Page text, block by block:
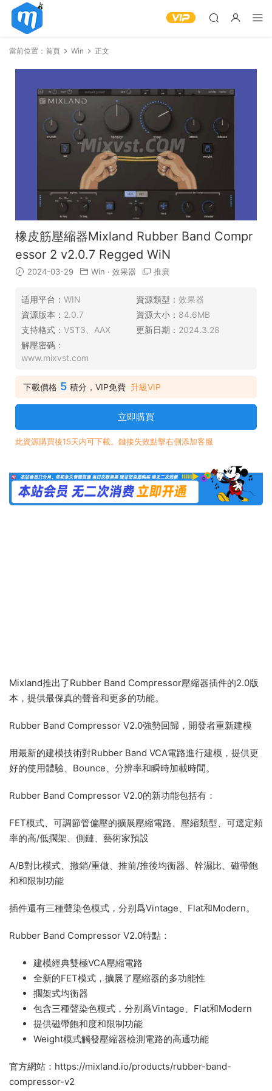
當前位置： 首頁 Win 正文
橡皮筋壓縮器Mixland Rubber Band Compr
essor 2 v2.0.7 Regged WiN
2024-03-29 Win · 效果器 推廣
适用平台： WIN 資源類型： 效果器
資源版本： 2.0.7 資源大小： 84.6MB
支持格式： VST3、AAX 更新日期： 2024.3.28
解壓密碼：
www.mixvst.com
下載價格 5 積分，VIP免費 升級VIP
立即購買
此資源購買後15天内可下載。鏈接失效點擊右側添加客服
Mixland推出了Rubber Band Compressor壓縮器插件的2.0版
本，提供最保真的聲音和更多的功能。
Rubber Band Compressor V2.0強勢回歸，開發者重新建模
用最新的建模技術對Rubber Band VCA電路進行建模，提供更
好的使用體驗、Bounce、分辨率和瞬時加載時間。
Rubber Band Compressor V2.0的新功能包括有：
FET模式、可調節管偏壓的擴展壓縮電路、壓縮類型、可選定頻
率的高/低擱架、側鏈、藝術家預設
A/B對比模式、撤銷/重做、推前/推後均衡器、幹濕比、磁帶飽
和和限制功能
插件還有三種聲染色模式，分别爲Vintage、Flat和Modern。
Rubber Band Compressor V2.0特點：
建模經典雙極VCA壓縮電路
全新的FET模式，擴展了壓縮器的多功能性
擱架式均衡器
包含三種聲染色模式，分别爲Vintage、Flat和Modern
提供磁帶飽和度和限制功能
Weight模式觸發壓縮器檢測電路的高通功能
官方網站：https://mixland.io/products/rubber-band-
compressor-v2